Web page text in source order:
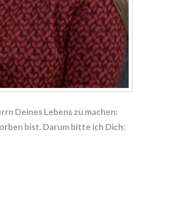
Deines Lebens zu machen:
bist. Darum bitte ich Dich: